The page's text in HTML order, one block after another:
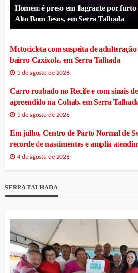
Homem é preso em flagrante por furto
Alto Bom Jesus, em Serra Talhada
Motocicleta com suspeita de
bairro Caxixola, em Serra Talhada
5 de agosto de 2026
Carro roubado no Recife e com sinais
apreendido na Cohab, em Serra
5 de agosto de 2026
Em julho, Centro de Parto Normal de
recorde de nascimentos e amplia
4 de agosto de 2026
SERRA TALHADA